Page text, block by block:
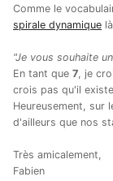
Comme le
spirale dynamique
"Je vous souhaite
En tant que 7, je
crois pas qu'il
Heureusement, sur
d'ailleurs que nos
Très amicalement,
Fabien